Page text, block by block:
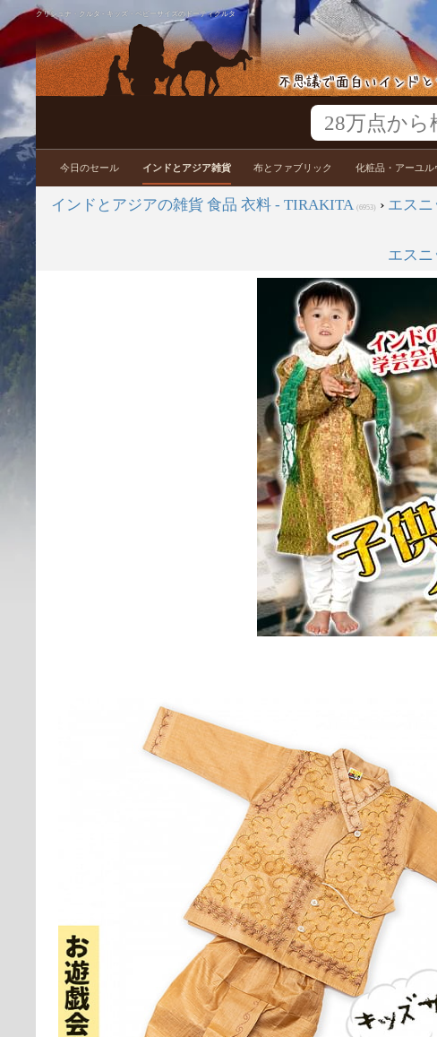
クリシュナ・クルタ - キッズ・ベビーサイズのドーティクルタ
今日のセール インドとアジア雑貨 布とファブリック 化粧品・アーユル
インドとアジアの雑貨 食品 衣料 - TIRAKITA (6953) › エス
エス